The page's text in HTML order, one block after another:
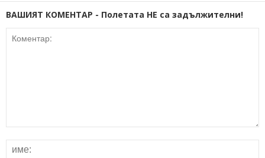
ВАШИЯТ КОМЕНТАР - Полетата НЕ са задължителни!